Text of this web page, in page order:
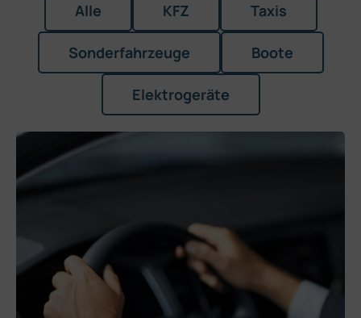
Alle KFZ Taxis
Sonderfahrzeuge Boote
Elektrogeräte